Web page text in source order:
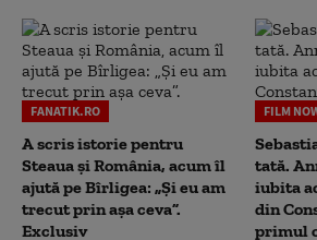
FANATIK.RO
A scris istorie pentru
Steaua și România, acum îl
ajută pe Bîrligea: „Și eu am
trecut prin așa ceva”.
Exclusiv
FILM
tată.
iubita
din
primul